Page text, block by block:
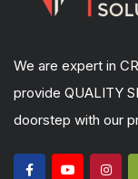
We are expert in
provide QUALITY
doorstep with our